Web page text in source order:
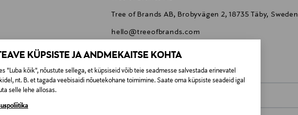
KÜPSISTE JA ANDMEKAITSE KOHTA
"Luba kõik", nõustute sellega, et küpsiseid võib teie seadmesse salvestada erinevatel
nt. B. et tagada veebisaidi nõuetekohane toimimine. Saate oma küpsiste seadeid igal
selle lehe allosas.
Tree of Brands AB, Brobyvägen 2, 18735 Täby, Sweden
hello@treeofbrands.com
Kure Bazaar, küünelakk, küüned,